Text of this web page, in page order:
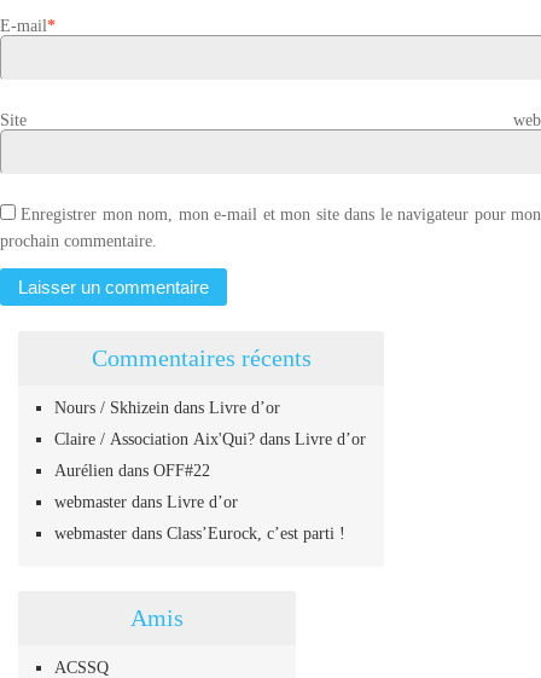
E-mail*
Site web
Enregistrer mon nom, mon e-mail et mon site dans le navigateur pour mon
prochain commentaire.
Commentaires récents
Nours / Skhizein dans Livre d’or
Claire / Association Aix'Qui? dans Livre d’or
Aurélien dans OFF#22
webmaster dans Livre d’or
webmaster dans Class’Eurock, c’est parti !
Amis
ACSSQ